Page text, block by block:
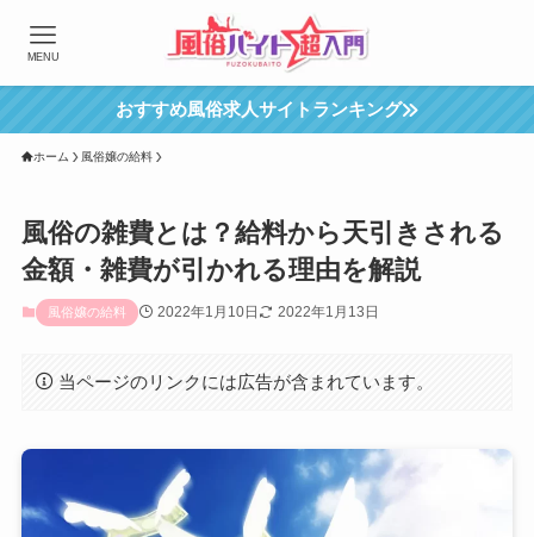
MENU
おすすめ風俗求人サイトランキング
ホーム 風俗嬢の給料
風俗の雑費とは？給料から天引きされる
金額・雑費が引かれる理由を解説
風俗嬢の給料 2022年1月10日 2022年1月13日
当ページのリンクには広告が含まれています。